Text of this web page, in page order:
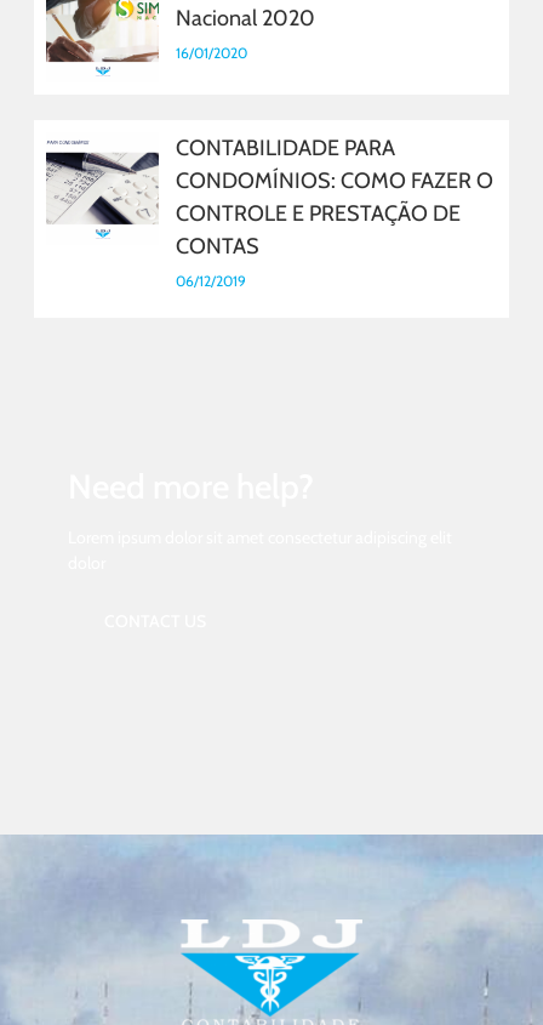
Nacional 2020
16/01/2020
CONTABILIDADE PARA
CONDOMÍNIOS: COMO FAZER O
CONTROLE E PRESTAÇÃO DE
CONTAS
06/12/2019